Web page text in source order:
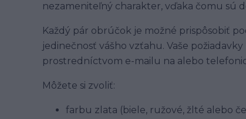
nezameniteľný charakter, vďaka čomu sú
Každý pár obrúčok je možné prispôsobiť
jedinečnosť vášho vzťahu. Vaše
prostredníctvom e-mailu na alebo
Môžete si zvoliť:
farbu zlata (biele, ružové, žlté alebo